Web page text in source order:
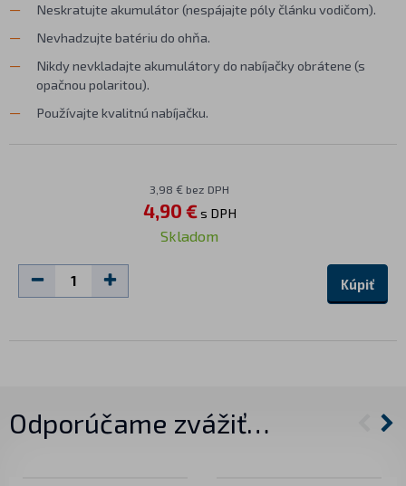
Neskratujte akumulátor (nespájajte póly článku vodičom).
Nevhadzujte batériu do ohňa.
Nikdy nevkladajte akumulátory do nabíjačky obrátene (s
opačnou polaritou).
Používajte kvalitnú nabíjačku.
3,98 € bez DPH
4,90 €s DPH
Skladom
Kúpiť
Odporúčame zvážiť…